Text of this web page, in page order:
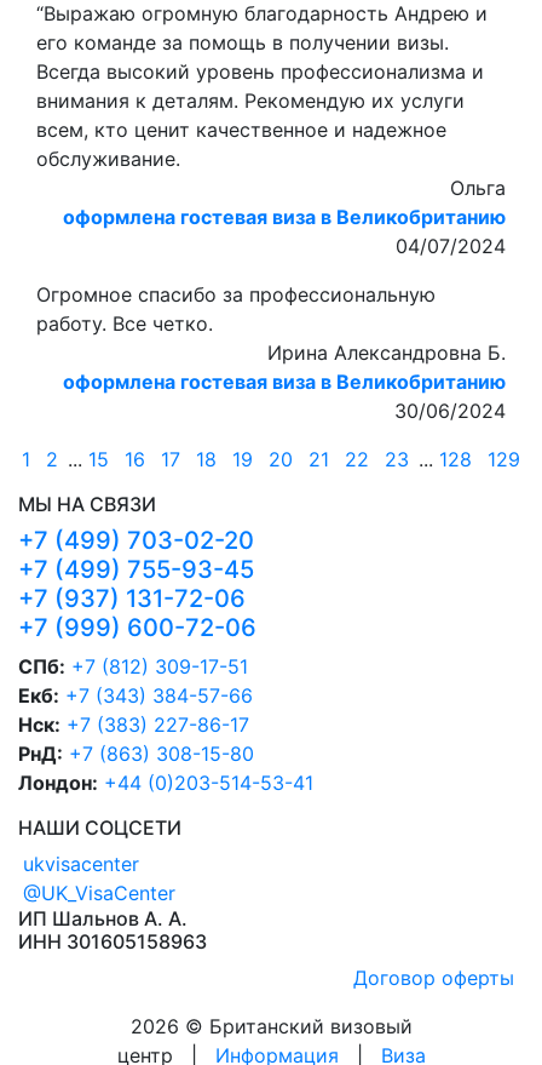
“Выражаю огромную благодарность Андрею и
его команде за помощь в получении визы.
Всегда высокий уровень профессионализма и
внимания к деталям. Рекомендую их услуги
всем, кто ценит качественное и надежное
обслуживание.
Ольга
оформлена гостевая виза в Великобританию
04/07/2024
Огромное спасибо за профессиональную
работу. Все четко.
Ирина Александровна Б.
оформлена гостевая виза в Великобританию
30/06/2024
1
2 ... 15 16 17 18 19 20 21 22 23 ... 128
129
МЫ НА СВЯЗИ
+7 (499) 703-02-20
+7 (499) 755-93-45
+7 (937) 131-72-06
+7 (999) 600-72-06
СПб: +7 (812) 309-17-51
Екб: +7 (343) 384-57-66
Нск: +7 (383) 227-86-17
РнД: +7 (863) 308-15-80
Лондон: +44 (0)203-514-53-41
НАШИ СОЦСЕТИ
ukvisacenter
@UK_VisaCenter
ИП Шальнов А. А.
ИНН 301605158963
Договор оферты
2026 © Британский визовый
центр | Информация Виза